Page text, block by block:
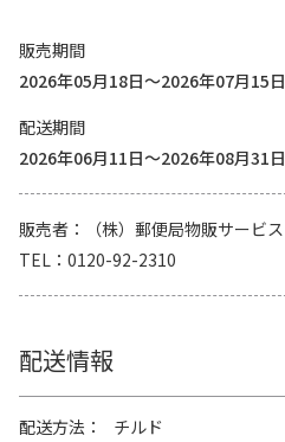
販売期間
2026年05月18日～2026年07月15日
配送期間
2026年06月11日～2026年08月31日
販売者
（株）郵便局物販サービス
TEL
0120-92-2310
配送情報
配送方法
チルド